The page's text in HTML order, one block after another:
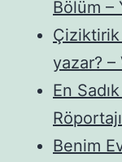
Bölüm –
Çiziktirik
yazar?
En
Röportajı
Benim